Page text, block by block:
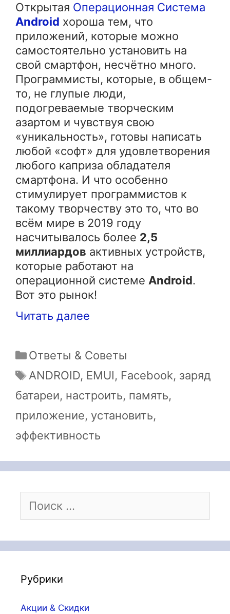
Открытая Операционная Система
Android хороша тем, что
приложений, которые можно
самостоятельно установить на
свой смартфон, несчётно много.
Программисты, которые, в общем-
то, не глупые люди,
подогреваемые творческим
азартом и чувствуя свою
«уникальность», готовы написать
любой «софт» для удовлетворения
любого каприза обладателя
смартфона. И что особенно
стимулирует программистов к
такому творчеству это то, что во
всём мире в 2019 году
насчитывалось более 2,5
миллиардов активных устройств,
которые работают на
операционной системе Android.
Вот это рынок!
Читать далее
Рубрики
Ответы & Советы
Метки
ANDROID, EMUI, Facebook, заряд
батареи, настроить, память,
приложение, установить,
эффективность
Рубрики
Акции & Скидки